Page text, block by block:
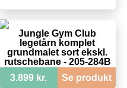
Jungle Gym Club
legetårn komplet
grundmalet sort ekskl.
rutschebane - 205-284B
3.899 kr.
Se produkt